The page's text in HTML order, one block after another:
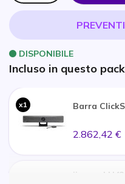
DISPONIBILE
Incluso in questo
x1 Barra
2.862,42 €
iiyama